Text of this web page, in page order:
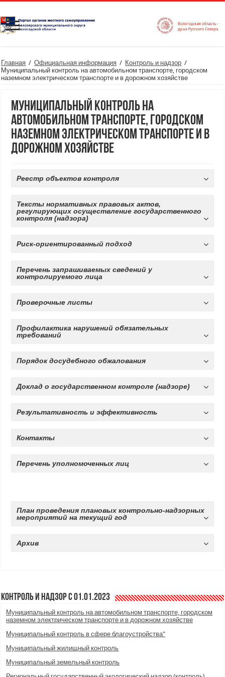
Главная / Официальная информация / Контроль и надзор /
Муниципальный контроль на автомобильном транспорте, городском
наземном электрическом транспорте и в дорожном хозяйстве
Муниципальный контроль на
автомобильном транспорте, городском
наземном электрическом транспорте и в
дорожном хозяйстве
Реестр объектов контроля
Тексты нормативных правовых актов,
регулирующих осуществление государственного
контроля (надзора)
Риск-ориентированный подход
Перечень запрашиваемых сведений у
контролируемого лица
Проверочные листы
Профилактика нарушений обязательных
требований
Порядок досудебного обжалования
Доклад о государственном контроле (надзоре)
Результативность и эффективность
Контакты
Перечень уполномоченных лиц
План проведения плановых контрольно-надзорных
мероприятий на текущий год
Архив
Контроль и надзор с 01.01.2023
Муниципальный контроль на автомобильном транспорте, городском
наземном электрическом транспорте и в дорожном хозяйстве
Муниципальный контроль в сфере благоустройства"
Муниципальный жилищный контроль
Муниципальный земельный контроль